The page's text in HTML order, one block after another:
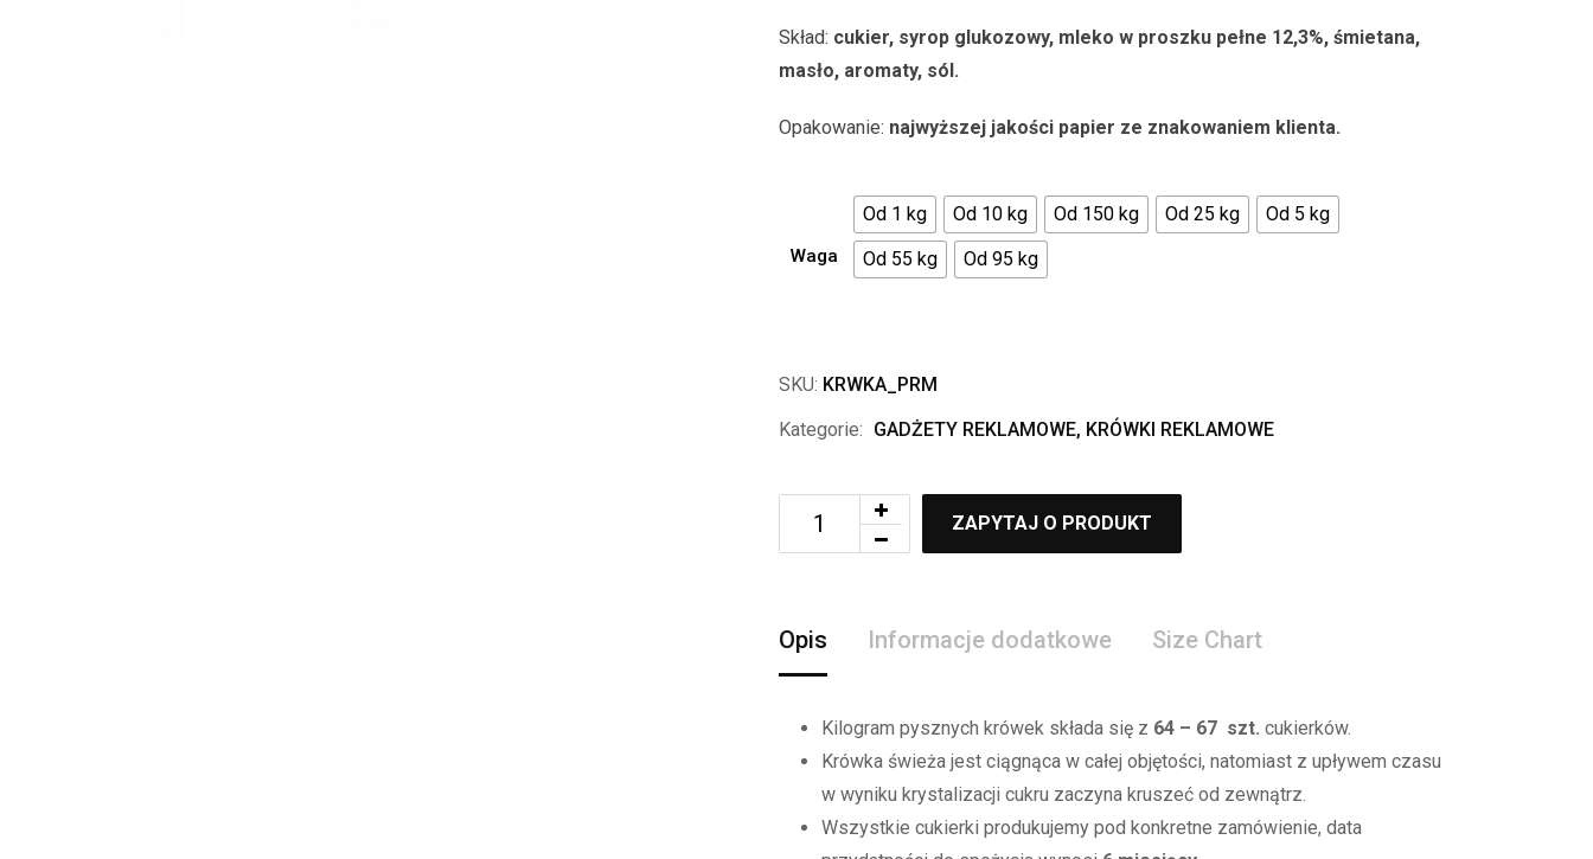
do
Skład: cukier, syrop glukozowy, mleko w proszku pełne 12,3%, śmietana,
masło, aromaty, sól.
Opakowanie: najwyższej jakości papier ze znakowaniem klienta.
Waga
Od 1 kg Od 10 kg Od 150 kg Od 25 kg
Od 5 kg
Od 55 kg
Od 95 kg
SKU: KRWKA_PRM
Kategorie: GADŻETY REKLAMOWE, KRÓWKI REKLAMOWE
ZAPYTAJ O PRODUKT
Opis Informacje dodatkowe Size Chart
Kilogram pysznych krówek składa się z 64 – 67 szt. cukierków.
Krówka świeża jest ciągnąca w całej objętości, natomiast z upływem czasu
w wyniku krystalizacji cukru zaczyna kruszeć od zewnątrz.
Wszystkie cukierki produkujemy pod konkretne zamówienie, data